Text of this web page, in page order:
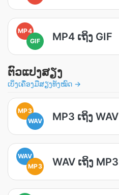
MP4
GIF
MP4 ເຖິງ GIF
ຕົວແປງສຽງ
ເບິ່ງເຄື່ອງມືສຽງທັງໝົດ →
MP3
WAV
MP3 ເຖິງ WAV
WAV
MP3
WAV ເຖິງ MP3